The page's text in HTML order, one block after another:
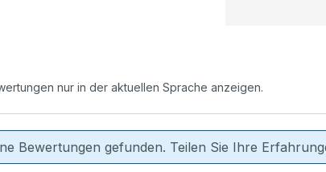
nur in der aktuellen Sprache anzeigen.
Bewertungen gefunden. Teilen Sie Ihre